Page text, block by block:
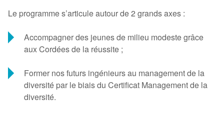
Le programme s’articule autour de 2 grands axes :
Accompagner des jeunes de milieu modeste grâce
aux Cordées de la réussite ;
Former nos futurs ingénieurs au management de la
diversité par le biais du Certificat Management de la
diversité.